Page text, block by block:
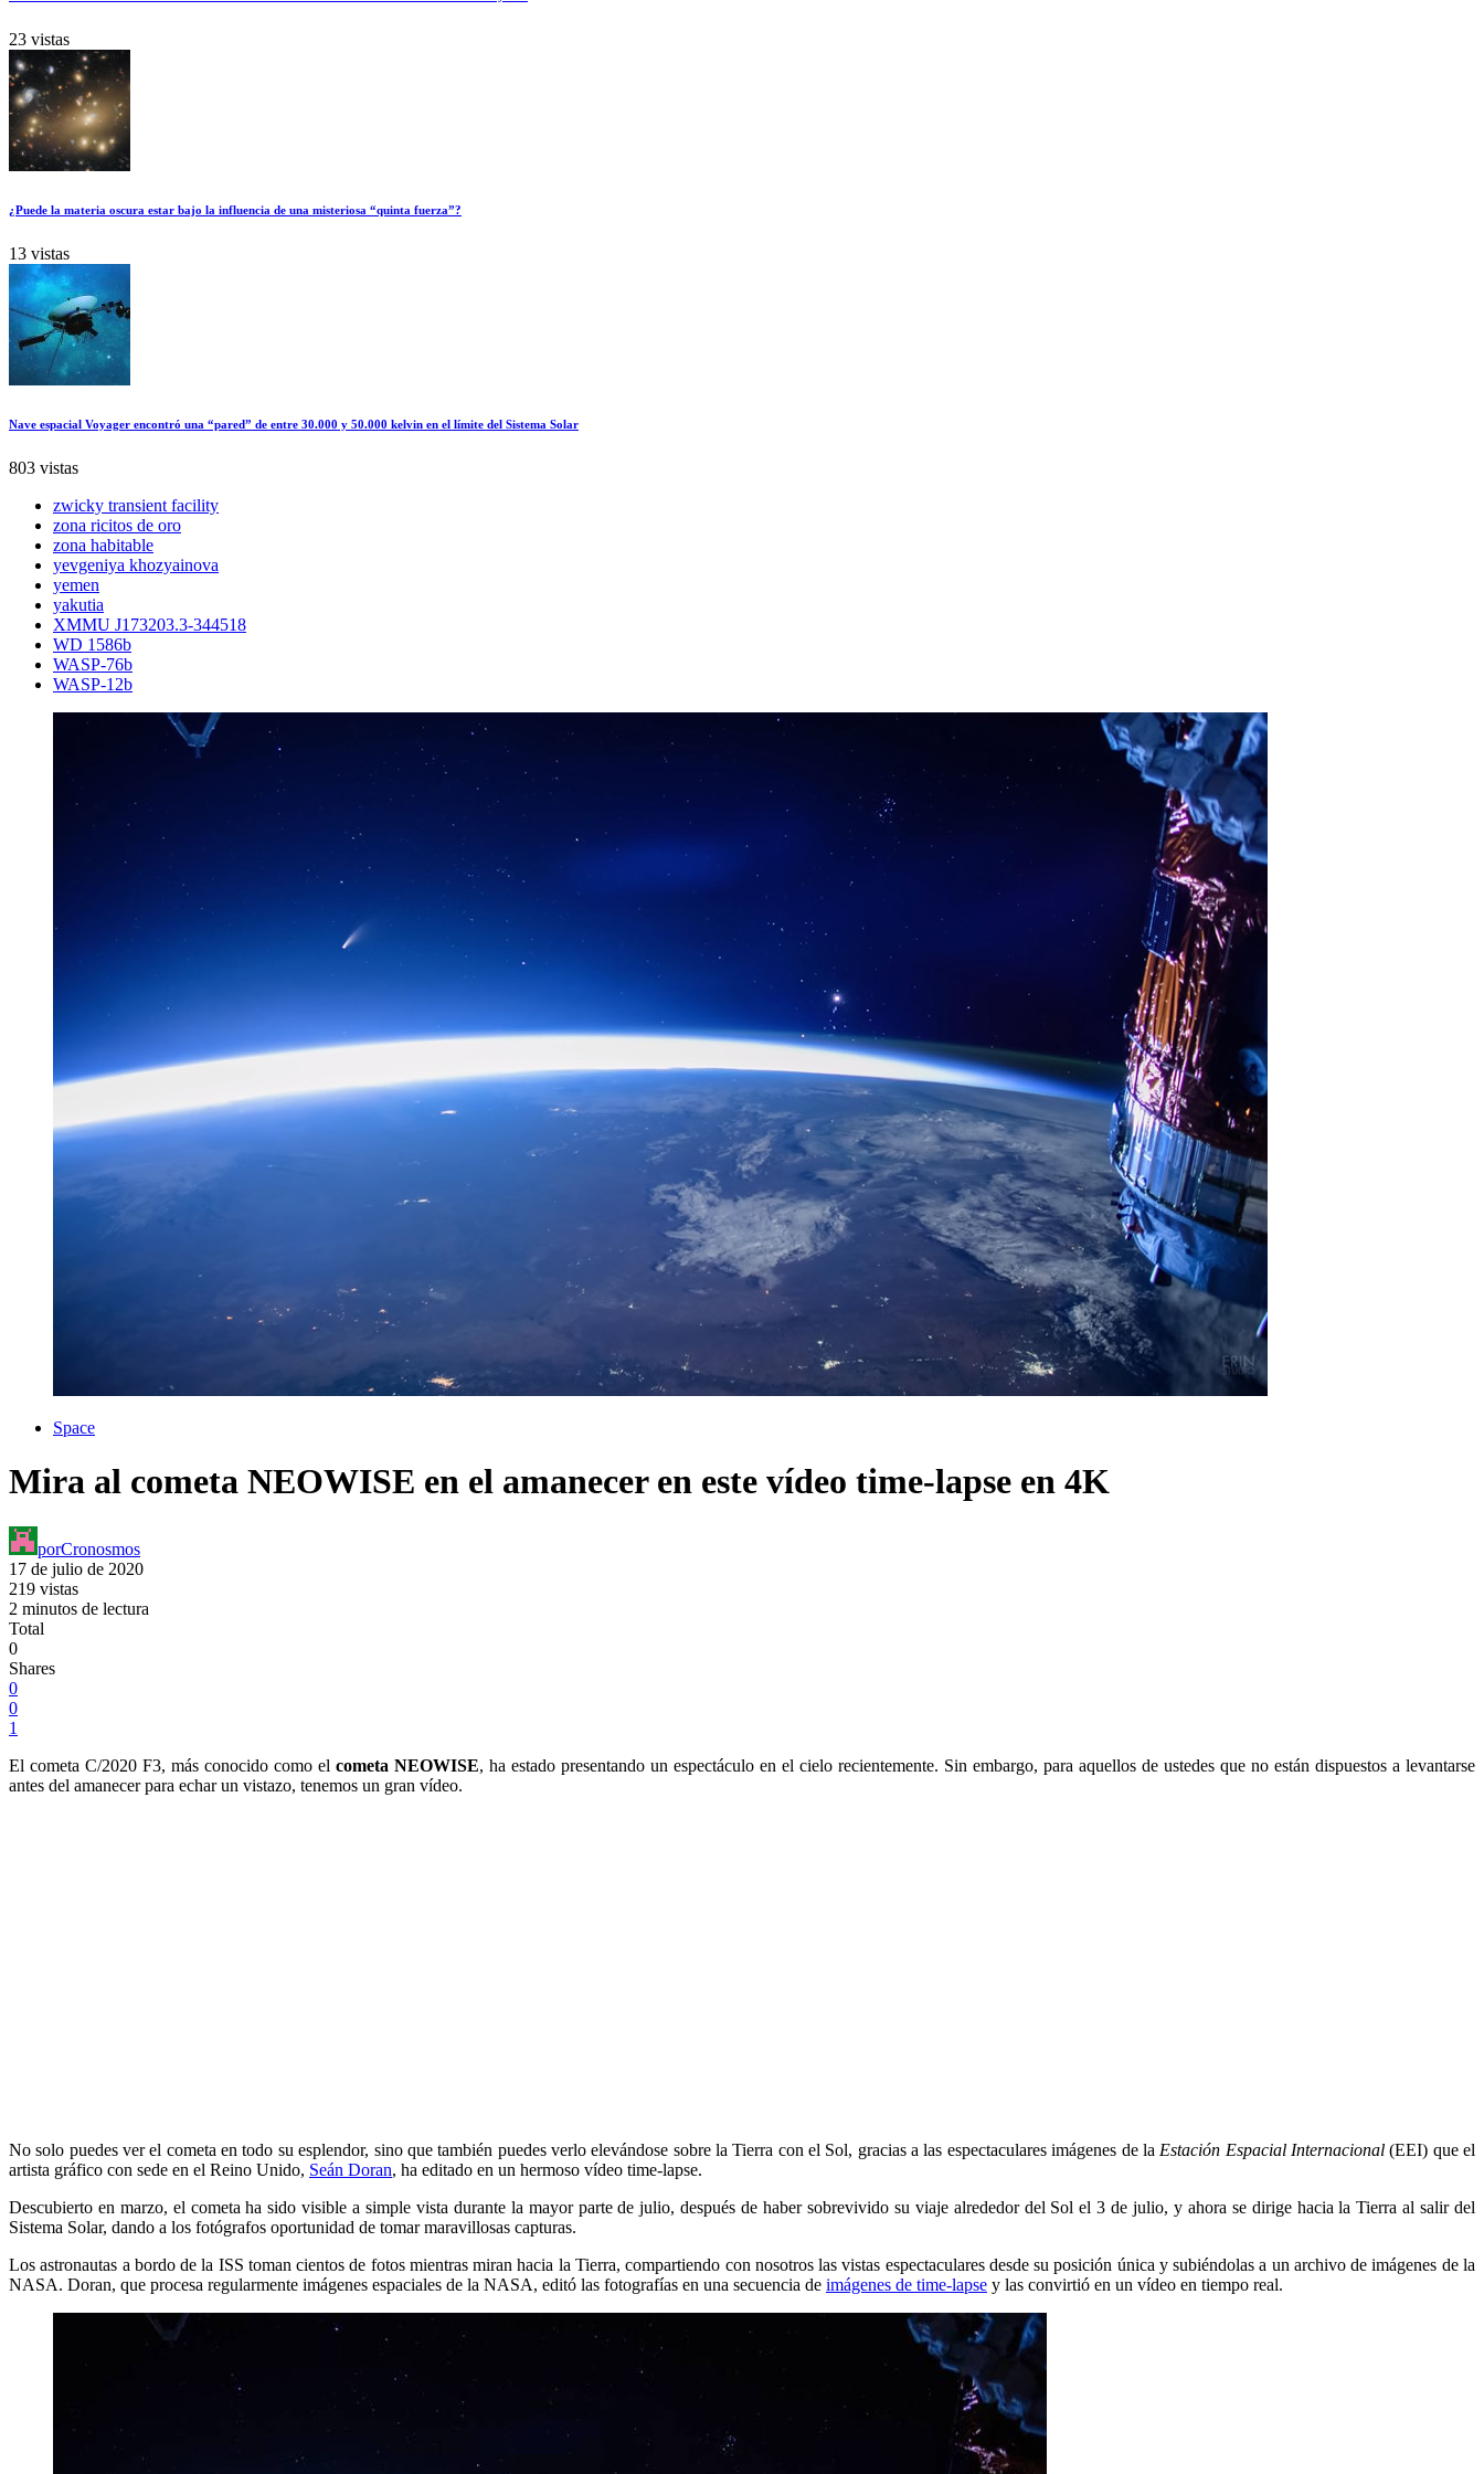
23 vistas
¿Puede la materia oscura estar bajo la influencia de una misteriosa “quinta fuerza”?
13 vistas
Nave espacial Voyager encontró una “pared” de entre 30.000 y 50.000 kelvin en el límite del Sistema Solar
803 vistas
zwicky transient facility
zona ricitos de oro
zona habitable
yevgeniya khozyainova
yemen
yakutia
XMMU J173203.3-344518
WD 1586b
WASP-76b
WASP-12b
Space
Mira al cometa NEOWISE en el amanecer en este vídeo time-lapse en 4K
porCronosmos
17 de julio de 2020
219 vistas
2 minutos de lectura
Total
0
Shares
0
0
1
El cometa C/2020 F3, más conocido como el cometa NEOWISE, ha estado presentando un espectáculo en el cielo recientemente. Sin embargo, para aquellos de ustedes que no están dispuestos a levantarse
antes del amanecer para echar un vistazo, tenemos un gran vídeo.
No solo puedes ver el cometa en todo su esplendor, sino que también puedes verlo elevándose sobre la Tierra con el Sol, gracias a las espectaculares imágenes de la Estación Espacial Internacional(EEI) que el
artista gráfico con sede en el Reino Unido, Seán Doran, ha editado en un hermoso vídeo time-lapse.
Descubierto en marzo, el cometa ha sido visible a simple vista durante la mayor parte de julio, después de haber sobrevivido su viaje alrededor del Sol el 3 de julio, y ahora se dirige hacia la Tierra al salir del
Sistema Solar, dando a los fotógrafos oportunidad de tomar maravillosas capturas.
Los astronautas a bordo de la ISS toman cientos de fotos mientras miran hacia la Tierra, compartiendo con nosotros las vistas espectaculares desde su posición única y subiéndolas a un archivo de imágenes de la
NASA. Doran, que procesa regularmente imágenes espaciales de la NASA, editó las fotografías en una secuencia de imágenes de time-lapse y las convirtió en un vídeo en tiempo real.